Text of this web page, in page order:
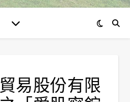
易股份有限